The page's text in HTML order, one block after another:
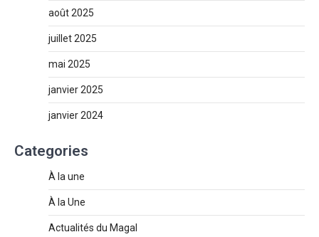
août 2025
juillet 2025
mai 2025
janvier 2025
janvier 2024
Categories
À la une
À la Une
Actualités du Magal